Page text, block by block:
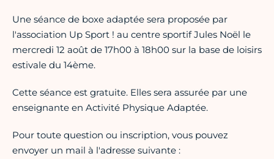
Une séance de boxe adaptée sera proposée par
l'association Up Sport ! au centre sportif Jules Noël le
mercredi 12 août de 17h00 à 18h00 sur la base de loisirs
estivale du 14ème.
Cette séance est gratuite. Elles sera assurée par une
enseignante en Activité Physique Adaptée.
Pour toute question ou inscription, vous pouvez
envoyer un mail à l'adresse suivante :